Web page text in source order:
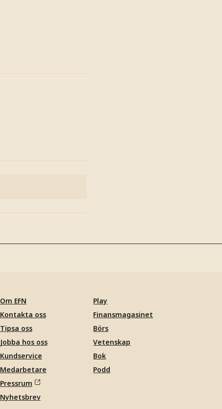
Om EFN
Kontakta oss
Tipsa oss
Jobba hos oss
Kundservice
Medarbetare
Pressrum
Nyhetsbrev
Play
Finansmagasinet
Börs
Vetenskap
Bok
Podd